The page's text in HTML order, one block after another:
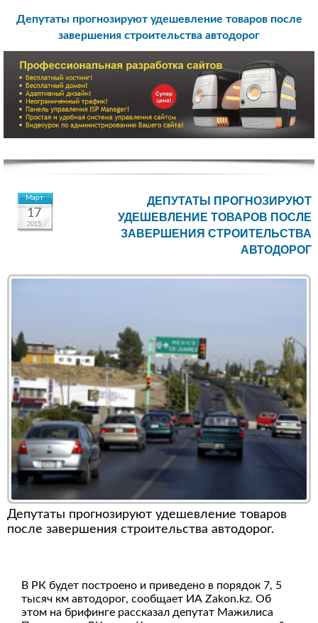
Депутаты прогнозируют удешевление товаров после
завершения строительства автодорог
Март
17
2015
ДЕПУТАТЫ ПРОГНОЗИРУЮТ
УДЕШЕВЛЕНИЕ ТОВАРОВ ПОСЛЕ
ЗАВЕРШЕНИЯ СТРОИТЕЛЬСТВА
АВТОДОРОГ
Депутаты прогнозируют удешевление товаров
после завершения строительства автодорог.
В РК будет построено и приведено в порядок 7, 5
тысяч км автодорог, сообщает ИА Zakon.kz. Об
этом на брифинге рассказал депутат Мажилиса